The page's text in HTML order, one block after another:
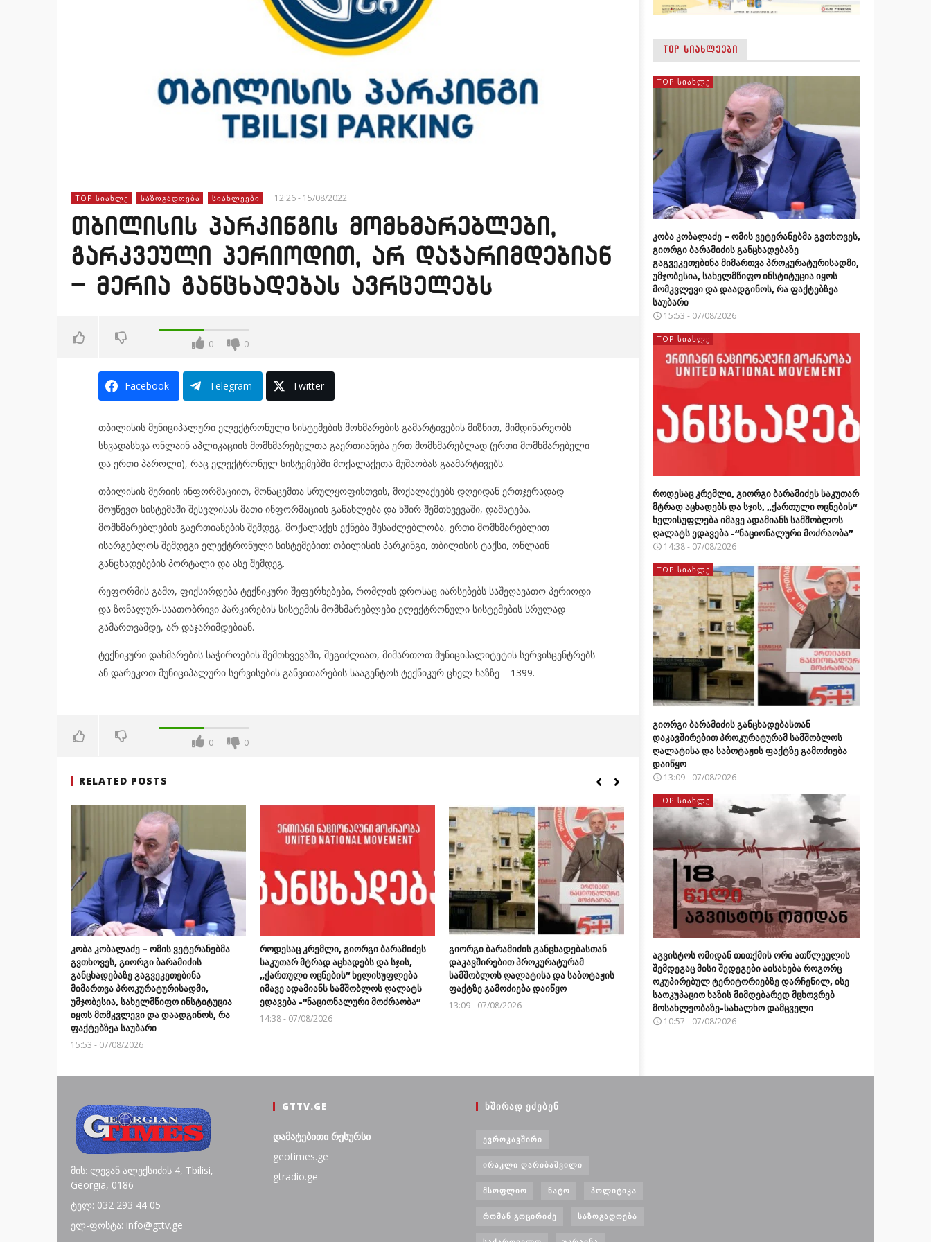
TOP ᲡᲘᲐᲮᲚᲔ ᲡᲐᲖᲝᲒᲐᲓᲝᲔᲑᲐ ᲡᲘᲐᲮᲚᲔᲔᲑᲘ 12:26 - 15/08/2022
თბილისის პარკინგის მომხმარებლები,
გარკვეული პერიოდით, არ დაჯარიმდებიან
– მერია განცხადებას ავრცელებს
0 0
Facebook Telegram Twitter
თბილისის მუნიციპალური ელექტრონული სისტემების მოხმარების გამარტივების მიზნით, მიმდინარეობს
სხვადასხვა ონლაინ აპლიკაციის მომხმარებელთა გაერთიანება ერთ მომხმარებლად (ერთი მომხმარებელი
და ერთი პაროლი), რაც ელექტრონულ სისტემებში მოქალაქეთა მუშაობას გაამარტივებს.
თბილისის მერიის ინფორმაციით, მონაცემთა სრულყოფისთვის, მოქალაქეებს დღეიდან ერთჯერადად
მოუწევთ სისტემაში შესვლისას მათი ინფორმაციის განახლება და ხშირ შემთხვევაში, დამატება.
მომხმარებლების გაერთიანების შემდეგ, მოქალაქეს ექნება შესაძლებლობა, ერთი მომხმარებლით
ისარგებლოს შემდეგი ელექტრონული სისტემებით: თბილისის პარკინგი, თბილისის ტაქსი, ონლაინ
განცხადებების პორტალი და ასე შემდეგ.
რეფორმის გამო, ფიქსირდება ტექნიკური შეფერხებები, რომლის დროსაც იარსებებს საშეღავათო პერიოდი
და ზონალურ-საათობრივი პარკირების სისტემის მომხმარებლები ელექტრონული სისტემების სრულად
გამართვამდე, არ დაჯარიმდებიან.
ტექნიკური დახმარების საჭიროების შემთხვევაში, შეგიძლიათ, მიმართოთ მუნიციპალიტეტის სერვისცენტრებს
ან დარეკოთ მუნიციპალური სერვისების განვითარების სააგენტოს ტექნიკურ ცხელ ხაზზე – 1399.
0 0
RELATED POSTS
კობა კობალაძე – ომის ვეტერანებმა
გვთხოვეს, გიორგი ბარამიძის
განცხადებაზე გაგვეკეთებინა
მიმართვა პროკურატურისადმი,
უმჯობესია, სახელმწიფო ინსტიტუცია
იყოს მომკვლევი და დაადგინოს, რა
ფაქტებზეა საუბარი
15:53 - 07/08/2026
როდესაც კრემლი, გიორგი ბარამიძეს
საკუთარ მტრად აცხადებს და სჯის,
„ქართული ოცნების“ ხელისუფლება
იმავე ადამიანს სამშობლოს ღალატს
ედავება -“ნაციონალური მოძრაობა”
14:38 - 07/08/2026
გიორგი ბარამიძის განცხადებასთან
დაკავშირებით პროკურატურამ
სამშობლოს ღალატისა და საბოტაჟის
ფაქტზე გამოძიება დაიწყო
13:09 - 07/08/2026
TOP ᲡᲘᲐᲮᲚᲔᲔᲑᲘ
TOP ᲡᲘᲐᲮᲚᲔ
კობა კობალაძე – ომის ვეტერანებმა გვთხოვეს,
გიორგი ბარამიძის განცხადებაზე
გაგვეკეთებინა მიმართვა პროკურატურისადმი,
უმჯობესია, სახელმწიფო ინსტიტუცია იყოს
მომკვლევი და დაადგინოს, რა ფაქტებზეა
საუბარი
15:53 - 07/08/2026
TOP ᲡᲘᲐᲮᲚᲔ
როდესაც კრემლი, გიორგი ბარამიძეს საკუთარ
მტრად აცხადებს და სჯის, „ქართული ოცნების“
ხელისუფლება იმავე ადამიანს სამშობლოს
ღალატს ედავება -“ნაციონალური მოძრაობა”
14:38 - 07/08/2026
TOP ᲡᲘᲐᲮᲚᲔ
გიორგი ბარამიძის განცხადებასთან
დაკავშირებით პროკურატურამ სამშობლოს
ღალატისა და საბოტაჟის ფაქტზე გამოძიება
დაიწყო
13:09 - 07/08/2026
TOP ᲡᲘᲐᲮᲚᲔ
აგვისტოს ომიდან თითქმის ორი ათწლეულის
შემდეგაც მისი შედეგები აისახება როგორც
ოკუპირებულ ტერიტორიებზე დარჩენილ, ისე
საოკუპაციო ხაზის მიმდებარედ მცხოვრებ
მოსახლეობაზე-სახალხო დამცველი
10:57 - 07/08/2026
მის: ლევან ალექსიძის 4, Tbilisi,
Georgia, 0186
ტელ: 032 293 44 05
ელ-ფოსტა: info@gttv.ge
GTTV.GE
დამატებითი რესურსი
geotimes.ge
gtradio.ge
ᲮᲨᲘᲠᲐᲓ ᲔᲫᲔᲑᲔᲜ
ᲔᲕᲠᲝᲙᲐᲕᲨᲘᲠᲘ
ᲘᲠᲐᲙᲚᲘ ᲦᲐᲠᲘᲑᲐᲨᲕᲘᲚᲘ
ᲛᲡᲝᲤᲚᲘᲝ ᲜᲐᲢᲝ ᲞᲝᲚᲘᲢᲘᲙᲐ
ᲠᲝᲛᲐᲜ ᲒᲝᲪᲘᲠᲘᲫᲔ ᲡᲐᲖᲝᲒᲐᲓᲝᲔᲑᲐ